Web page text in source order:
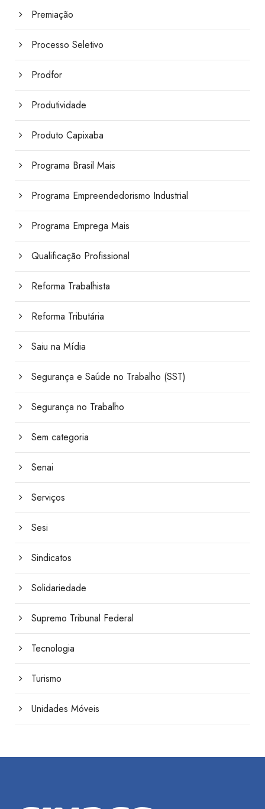
Premiação
Processo Seletivo
Prodfor
Produtividade
Produto Capixaba
Programa Brasil Mais
Programa Empreendedorismo Industrial
Programa Emprega Mais
Qualificação Profissional
Reforma Trabalhista
Reforma Tributária
Saiu na Mídia
Segurança e Saúde no Trabalho (SST)
Segurança no Trabalho
Sem categoria
Senai
Serviços
Sesi
Sindicatos
Solidariedade
Supremo Tribunal Federal
Tecnologia
Turismo
Unidades Móveis